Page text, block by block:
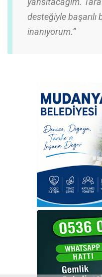
desteğiyle
inanıyorum.”